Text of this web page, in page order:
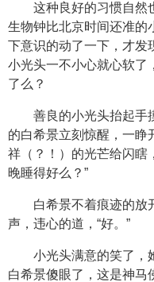
这种良好的习惯自然
生物钟比北京时间还准的
下意识的动了一下，才发
小光头一不小心就心软了
了么？
善良的小光头抬起手
的白希景立刻惊醒，一睁
祥（？！）的光芒给闪瞎
晚睡得好么？”
白希景不着痕迹的放
声，违心的道，“好。”
小光头满意的笑了，
白希景傻眼了，这是神马